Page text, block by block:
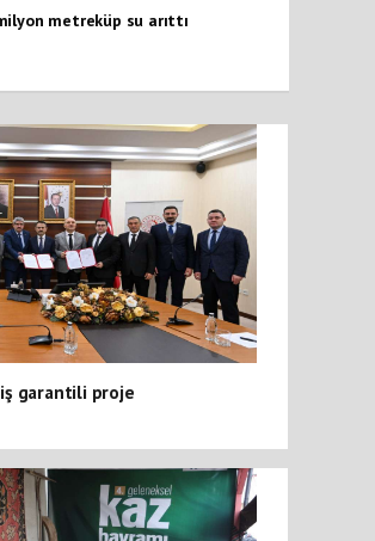
metreküp su arıttı
iş garantili proje